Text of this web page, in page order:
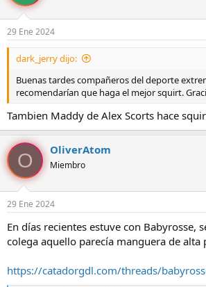
29 Ene 2024
dark_jerry dijo:
Buenas tardes compañeros del deporte
recomendarían que haga el mejor squirt.
Tambien Maddy de Alex Scorts hace
O OliverAtom
Miembro
29 Ene 2024
En días recientes estuve con Babyrosse,
colega aquello parecía manguera de alta
https://catadorgdl.com/threads/